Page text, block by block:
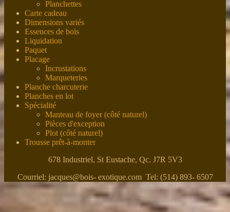
Planchettes
Carte cadeau
Dimensions variés
Essences de bois
Liquidation
Paquet
Placage
Incrustations
Marqueteries
Planche charcuterie
Planches en lot
Spécialité
Manteau de foyer (côté naturel)
Pièces d'exception
Plot (côté naturel)
Trousse prêt-à-monter
678 Industriel, St Eustache, Qc. J7R 5V3
Courriel: jacques@bois- exotique.com Tel: (514) 893- 6507